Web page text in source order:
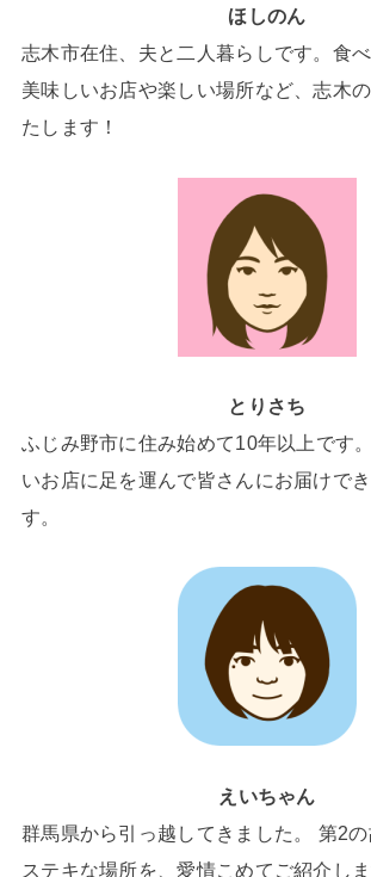
ほしのん
志木市在住、夫と二人暮らしです。食べ
美味しいお店や楽しい場所など、志木
たします！
とりさち
ふじみ野市に住み始めて10年以上です
いお店に足を運んで皆さんにお届けで
す。
えいちゃん
群馬県から引っ越してきました。 第2
ステキな場所を、愛情こめてご紹介し